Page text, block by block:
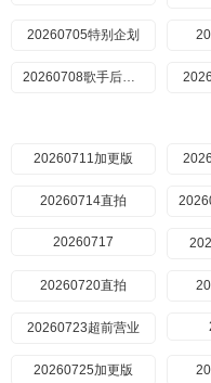
20260705特别企划
20260711加更版
20260714直拍
20260717
20260720直拍
20260723超前营业
20260725加更版